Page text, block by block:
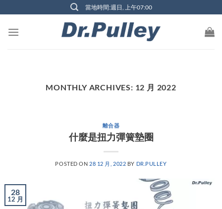
content
當地時間:週日, 上午07:00
MONTHLY ARCHIVES: 12 月 2022
離合器
什麼是扭力彈簧墊圈
POSTED ON 28 12 月, 2022 BY DR.PULLEY
28
12 月